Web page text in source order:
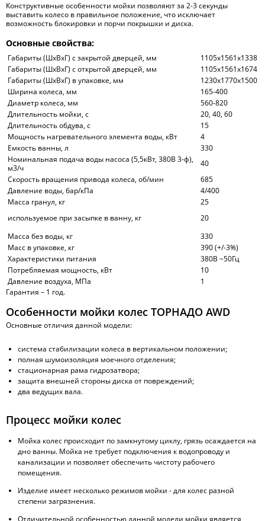
Конструктивные особенности мойки позволяют за 2-3 секунды
выставить колесо в правильное положение, что исключает
возможность блокировки и порчи покрышки и диска.
Основные свойства:
Габариты (ШхВхГ) с закрытой дверцей, мм
1105х1561х1338
Габариты (ШхВхГ) с открытой дверцей, мм
1105х1561х1674
Габариты (ШхВхГ) в упаковке, мм
1230х1770х1500
Ширина колеса, мм
165-400
Диаметр колеса, мм
560-820
Длительность мойки, с
20, 40, 60
Длительность обдува, с
15
Мощность нагревательного элемента воды, кВт
4
Емкость ванны, л
330
Номинальная подача воды насоса (5,5кВт, 380В 3-ф),
м3/ч
40
Скорость вращения привода колеса, об/мин
685
Давление воды, бар/кПа
4/400
Масса гранул, кг
используемое при засыпке в ванну, кг
25
20
Масса без воды, кг
330
Масс в упаковке, кг
390 (+/-3%)
Характеристики питания
380В ~50Гц
Потребляемая мощность, кВт
10
Давление воздуха, МПа
1
Гарантия – 1 год.
Особенности мойки колес ТОРНАДО AWD
Основные отличия данной модели:
система стабилизации колеса в вертикальном положении;
полная шумоизоляция моечного отделения;
стационарная рама гидрозатвора;
защита внешней стороны диска от повреждений;
два ведущих вала.
Процесс мойки колес
Мойка колес происходит по замкнутому циклу, грязь осаждается на
дно ванны. Мойка не требует подключения к водопроводу и
канализации и позволяет обеспечить чистоту рабочего
помещения.
Изделие имеет несколько режимов мойки - для колес разной
степени загрязнения.
Отличительной особенностью данной модели мойки является